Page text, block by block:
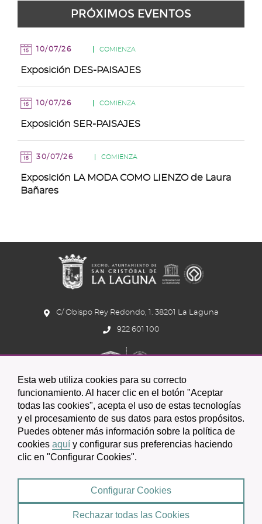
Esta web utiliza cookies para su correcto
funcionamiento. Al hacer clic en el botón "Aceptar
todas las cookies", acepta el uso de estas tecnologías
y el procesamiento de sus datos para estos propósitos.
Puedes obtener más información sobre la política de
cookies aquí y configurar sus preferencias haciendo
clic en "Configurar Cookies".
Configurar Cookies
Rechazar todas las Cookies
Agosto Agosto Agosto Agosto Agosto
31
PRÓXIMOS EVENTOS
10/07/26 COMIENZA
Exposición DES-PAISAJES
10/07/26 COMIENZA
Exposición SER-PAISAJES
30/07/26 COMIENZA
Exposición LA MODA COMO LIENZO de Laura
Bañares
C/ Obispo Rey Redondo, 1. 38201 La Laguna
922 601 100
Icono
circular
Icono
de
facebook
Icono
circular
Icono
de
twitter
Icono
circular
Icono
de
2026 © Excmo. Ayuntamiento de San Cristóbal de La Laguna
Condiciones de uso